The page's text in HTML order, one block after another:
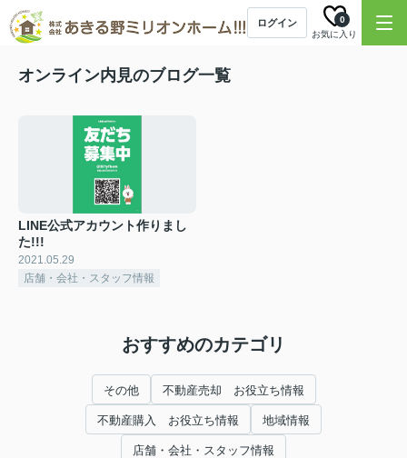
ログイン
お気に入り
0
オンライン内見のブログ一覧
LINE公式アカウント作りまし
た!!!
2021.05.29
店舗・会社・スタッフ情報
おすすめのカテゴリ
その他 不動産売却 お役立ち情報
不動産購入 お役立ち情報 地域情報
店舗・会社・スタッフ情報